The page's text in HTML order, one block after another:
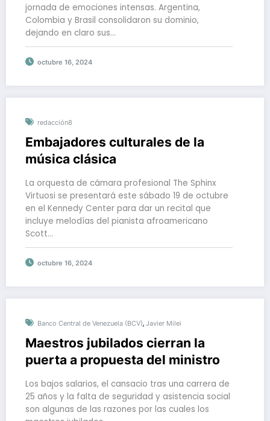
jornada de emociones intensas. Argentina,
Colombia y Brasil consolidaron su dominio,
dejando en claro sus…
octubre 16, 2024
redacción8
Embajadores culturales de la
música clásica
La orquesta de cámara profesional The Sphinx
Virtuosi se presentará este sábado 19 de octubre
en el Kennedy Center para dar un recital que
incluye melodías del pianista afroamericano
Scott…
octubre 16, 2024
Banco Central de Venezuela (BCV), Javier Milei
Maestros jubilados cierran la
puerta a propuesta del ministro
Los bajos salarios, el cansacio tras una carrera de
25 años y la falta de seguridad y asistencia social
son algunas de las razones por las cuales los